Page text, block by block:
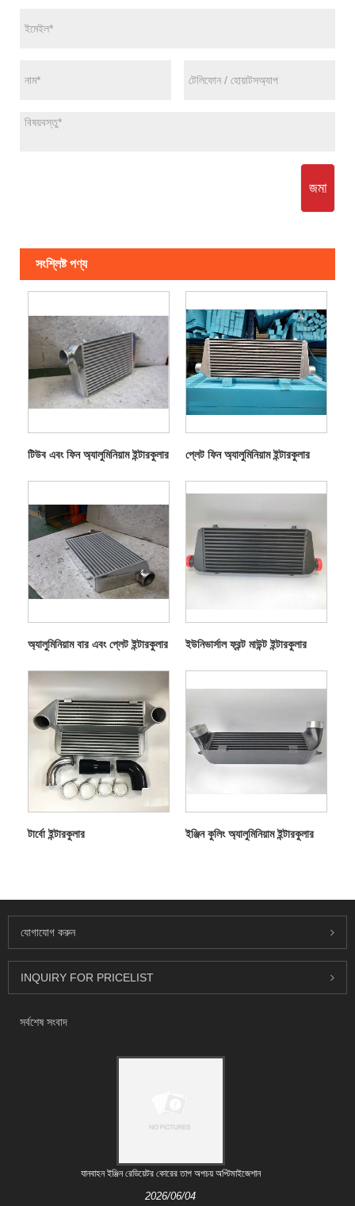
জমা
সংশ্লিষ্ট পণ্য
টিউব এবং ফিন অ্যালুমিনিয়াম ইন্টারকুলার প্লেট ফিন অ্যালুমিনিয়াম ইন্টারকুলার
অ্যালুমিনিয়াম বার এবং প্লেট ইন্টারকুলার ইউনিভার্সাল ফ্রন্ট মাউন্ট ইন্টারকুলার
টার্বো ইন্টারকুলার ইঞ্জিন কুলিং অ্যালুমিনিয়াম ইন্টারকুলার
যোগাযোগ করুন
INQUIRY FOR PRICELIST
সর্বশেষ সংবাদ
যানবাহন ইঞ্জিন রেডিয়েটর কোরের তাপ অপচয় অপ্টিমাইজেশান
2026/06/04